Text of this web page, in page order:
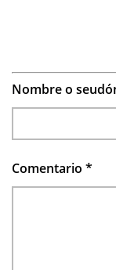
Nombre o
Comentario *